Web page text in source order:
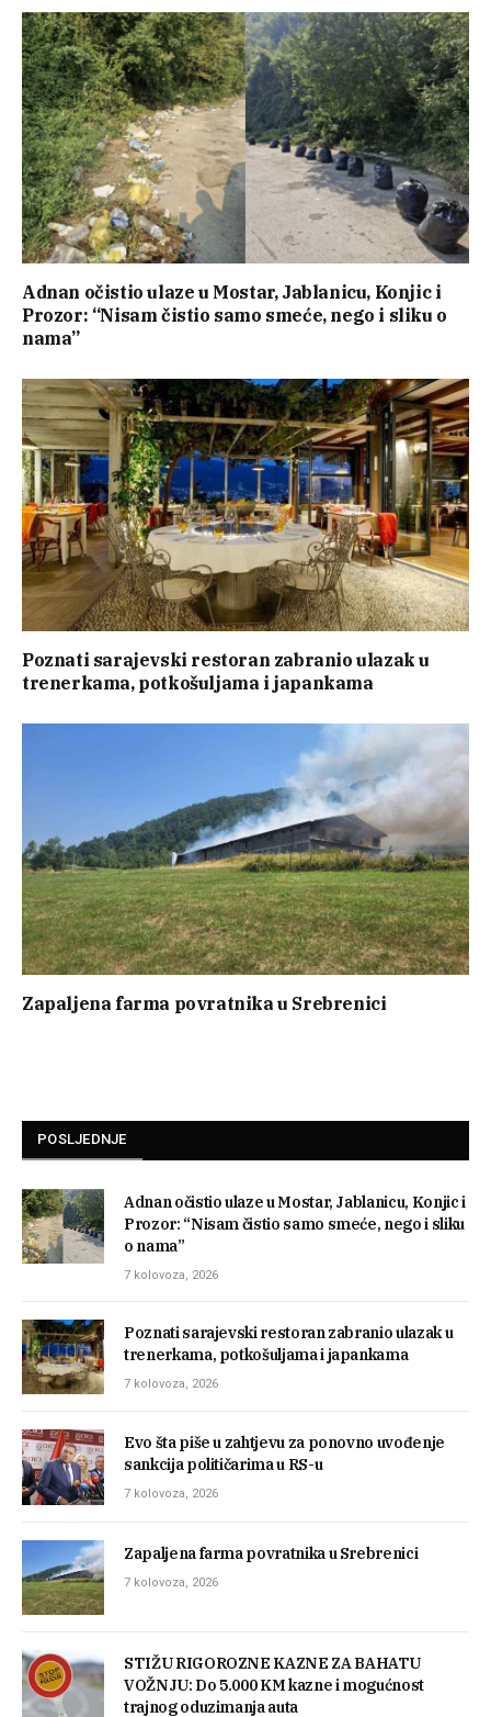
Adnan očistio ulaze u Mostar, Jablanicu, Konjic i
Prozor: “Nisam čistio samo smeće, nego i sliku o
nama”
Poznati sarajevski restoran zabranio ulazak u
trenerkama, potkošuljama i japankama
Zapaljena farma povratnika u Srebrenici
POSLJEDNJE
Adnan očistio ulaze u Mostar, Jablanicu, Konjic i
Prozor: “Nisam čistio samo smeće, nego i sliku
o nama”
7 kolovoza, 2026
Poznati sarajevski restoran zabranio ulazak u
trenerkama, potkošuljama i japankama
7 kolovoza, 2026
Evo šta piše u zahtjevu za ponovno uvođenje
sankcija političarima u RS-u
7 kolovoza, 2026
Zapaljena farma povratnika u Srebrenici
7 kolovoza, 2026
STIŽU RIGOROZNE KAZNE ZA BAHATU
VOŽNJU: Do 5.000 KM kazne i mogućnost
trajnog oduzimanja auta